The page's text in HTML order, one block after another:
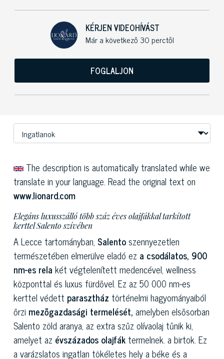
KÉRJEN VIDEOHÍVÁST
Már a következő 30 perctől
FOGLALJON
The description is automatically translated while we
translate in your language. Read the original text on
www.lionard.com
Elegáns luxusszálló több száz éves olajfákkal tarkított
kerttel Salento szívében
A Lecce tartományban, Salentoszennyezetlen
természetében elmerülve eladó ez a csodálatos, 900
nm-es rela két végtelenített medencével, wellness
központtal és luxus fürdővel. Ez az 50 000 nm-es
kerttel védett parasztház történelmi hagyományaiból
őrzi mezőgazdasági termelését, amelyben elsősorban
Salento zöld aranya, az extra szűz olívaolaj tűnik ki,
amelyet az évszázados olajfák termelnek. a birtok. Ez
a varázslatos ingatlan tökéletes hely a béke és a